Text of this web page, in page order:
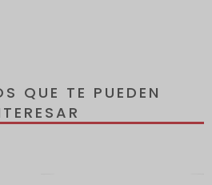
QUE TE PUEDEN